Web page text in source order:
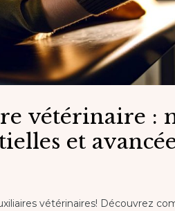
vétérinaire :
et
vétérinaires! Découvrez